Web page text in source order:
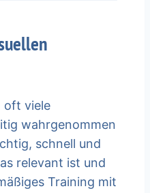
oft viele
wahrgenommen
schnell und
relevant ist und
Training mit